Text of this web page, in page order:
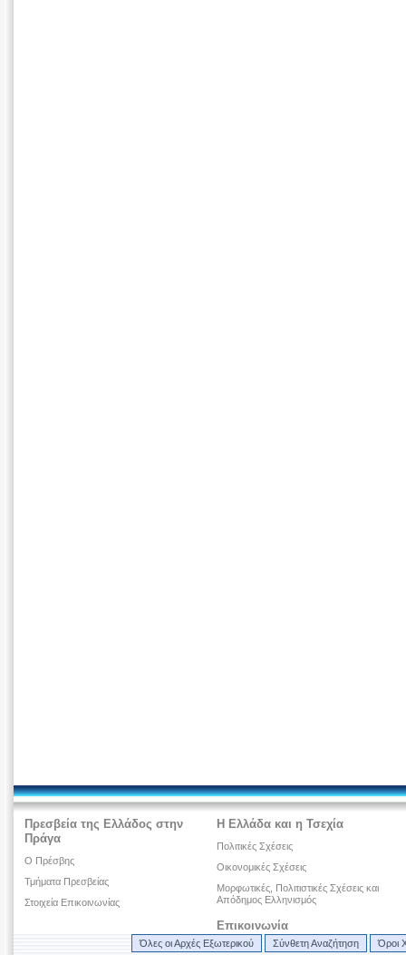
Πρεσβεία της Ελλάδος στην
Πράγα
Ο Πρέσβης
Τμήματα Πρεσβείας
Στοιχεία Επικοινωνίας
Η Ελλάδα και η Τσεχία
Πολιτικές Σχέσεις
Οικονομικές Σχέσεις
Μορφωτικές, Πολιτιστικές Σχέσεις και
Απόδημος Ελληνισμός
Επικοινωνία
Όλες οι Αρχές Εξωτερικού Σύνθετη Αναζήτηση Όροι